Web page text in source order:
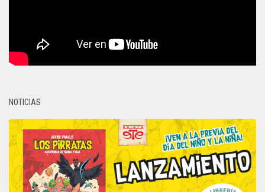
NOTICIAS